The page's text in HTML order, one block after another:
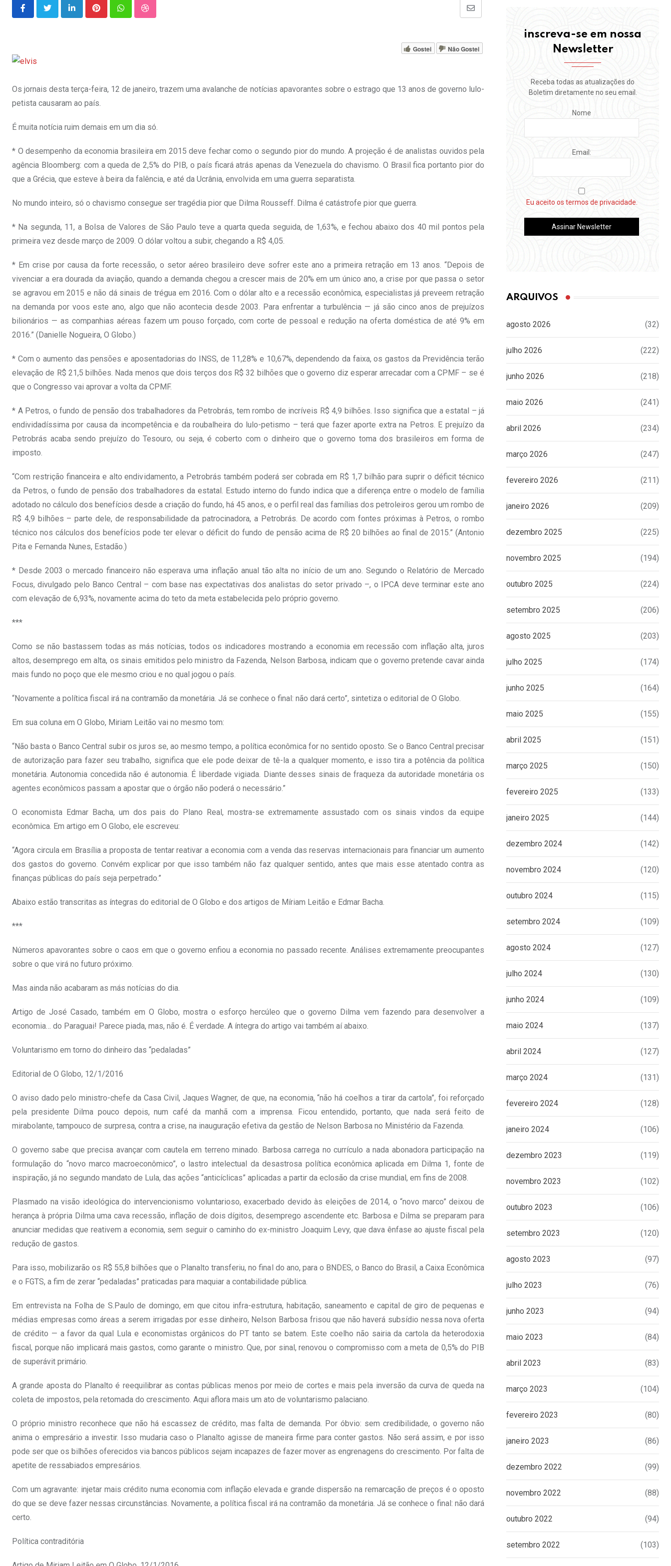
LinkedInPinterestWhatsappStumbleUpon
Share
Email
Gostei Não Gostei
Os jornais desta terça-feira, 12 de janeiro, trazem uma avalanche de notícias apavorantes sobre o estrago que 13 anos de governo lulo-
petista causaram ao país.
É muita notícia ruim demais em um dia só.
* O desempenho da economia brasileira em 2015 deve fechar como o segundo pior do mundo. A projeção é de analistas ouvidos pela
agência Bloomberg: com a queda de 2,5% do PIB, o país ficará atrás apenas da Venezuela do chavismo. O Brasil fica portanto pior do
que a Grécia, que esteve à beira da falência, e até da Ucrânia, envolvida em uma guerra separatista.
No mundo inteiro, só o chavismo consegue ser tragédia pior que Dilma Rousseff. Dilma é catástrofe pior que guerra.
* Na segunda, 11, a Bolsa de Valores de São Paulo teve a quarta queda seguida, de 1,63%, e fechou abaixo dos 40 mil pontos pela
primeira vez desde março de 2009. O dólar voltou a subir, chegando a R$ 4,05.
* Em crise por causa da forte recessão, o setor aéreo brasileiro deve sofrer este ano a primeira retração em 13 anos. “Depois de
vivenciar a era dourada da aviação, quando a demanda chegou a crescer mais de 20% em um único ano, a crise por que passa o setor
se agravou em 2015 e não dá sinais de trégua em 2016. Com o dólar alto e a recessão econômica, especialistas já preveem retração
na demanda por voos este ano, algo que não acontecia desde 2003. Para enfrentar a turbulência — já são cinco anos de prejuízos
bilionários — as companhias aéreas fazem um pouso forçado, com corte de pessoal e redução na oferta doméstica de até 9% em
2016.” (Danielle Nogueira, O Globo.)
* Com o aumento das pensões e aposentadorias do INSS, de 11,28% e 10,67%, dependendo da faixa, os gastos da Previdência terão
elevação de R$ 21,5 bilhões. Nada menos que dois terços dos R$ 32 bilhões que o governo diz esperar arrecadar com a CPMF – se é
que o Congresso vai aprovar a volta da CPMF.
* A Petros, o fundo de pensão dos trabalhadores da Petrobrás, tem rombo de incríveis R$ 4,9 bilhões. Isso significa que a estatal – já
endividadíssima por causa da incompetência e da roubalheira do lulo-petismo – terá que fazer aporte extra na Petros. E prejuízo da
Petrobrás acaba sendo prejuízo do Tesouro, ou seja, é coberto com o dinheiro que o governo toma dos brasileiros em forma de
imposto.
“Com restrição financeira e alto endividamento, a Petrobrás também poderá ser cobrada em R$ 1,7 bilhão para suprir o déficit técnico
da Petros, o fundo de pensão dos trabalhadores da estatal. Estudo interno do fundo indica que a diferença entre o modelo de família
adotado no cálculo dos benefícios desde a criação do fundo, há 45 anos, e o perfil real das famílias dos petroleiros gerou um rombo de
R$ 4,9 bilhões – parte dele, de responsabilidade da patrocinadora, a Petrobrás. De acordo com fontes próximas à Petros, o rombo
técnico nos cálculos dos benefícios pode ter elevar o déficit do fundo de pensão acima de R$ 20 bilhões ao final de 2015.” (Antonio
Pita e Fernanda Nunes, Estadão.)
* Desde 2003 o mercado financeiro não esperava uma inflação anual tão alta no início de um ano. Segundo o Relatório de Mercado
Focus, divulgado pelo Banco Central – com base nas expectativas dos analistas do setor privado –, o IPCA deve terminar este ano
com elevação de 6,93%, novamente acima do teto da meta estabelecida pelo próprio governo.
***
Como se não bastassem todas as más notícias, todos os indicadores mostrando a economia em recessão com inflação alta, juros
altos, desemprego em alta, os sinais emitidos pelo ministro da Fazenda, Nelson Barbosa, indicam que o governo pretende cavar ainda
mais fundo no poço que ele mesmo criou e no qual jogou o país.
“Novamente a política fiscal irá na contramão da monetária. Já se conhece o final: não dará certo”, sintetiza o editorial de O Globo.
Em sua coluna em O Globo, Miriam Leitão vai no mesmo tom:
“Não basta o Banco Central subir os juros se, ao mesmo tempo, a política econômica for no sentido oposto. Se o Banco Central precisar
de autorização para fazer seu trabalho, significa que ele pode deixar de tê-la a qualquer momento, e isso tira a potência da política
monetária. Autonomia concedida não é autonomia. É liberdade vigiada. Diante desses sinais de fraqueza da autoridade monetária os
agentes econômicos passam a apostar que o órgão não poderá o necessário.”
O economista Edmar Bacha, um dos pais do Plano Real, mostra-se extremamente assustado com os sinais vindos da equipe
econômica. Em artigo em O Globo, ele escreveu:
“Agora circula em Brasília a proposta de tentar reativar a economia com a venda das reservas internacionais para financiar um aumento
dos gastos do governo. Convém explicar por que isso também não faz qualquer sentido, antes que mais esse atentado contra as
finanças públicas do país seja perpetrado.”
Abaixo estão transcritas as íntegras do editorial de O Globo e dos artigos de Míriam Leitão e Edmar Bacha.
***
Números apavorantes sobre o caos em que o governo enfiou a economia no passado recente. Análises extremamente preocupantes
sobre o que virá no futuro próximo.
Mas ainda não acabaram as más notícias do dia.
Artigo de José Casado, também em O Globo, mostra o esforço hercúleo que o governo Dilma vem fazendo para desenvolver a
economia… do Paraguai! Parece piada, mas, não é. É verdade. A íntegra do artigo vai também aí abaixo.
Voluntarismo em torno do dinheiro das “pedaladas”
Editorial de O Globo, 12/1/2016
O aviso dado pelo ministro-chefe da Casa Civil, Jaques Wagner, de que, na economia, “não há coelhos a tirar da cartola”, foi reforçado
pela presidente Dilma pouco depois, num café da manhã com a imprensa. Ficou entendido, portanto, que nada será feito de
mirabolante, tampouco de surpresa, contra a crise, na inauguração efetiva da gestão de Nelson Barbosa no Ministério da Fazenda.
O governo sabe que precisa avançar com cautela em terreno minado. Barbosa carrega no currículo a nada abonadora participação na
formulação do “novo marco macroeconômico”, o lastro intelectual da desastrosa política econômica aplicada em Dilma 1, fonte de
inspiração, já no segundo mandato de Lula, das ações “anticíclicas” aplicadas a partir da eclosão da crise mundial, em fins de 2008.
Plasmado na visão ideológica do intervencionismo voluntarioso, exacerbado devido às eleições de 2014, o “novo marco” deixou de
herança à própria Dilma uma cava recessão, inflação de dois dígitos, desemprego ascendente etc. Barbosa e Dilma se preparam para
anunciar medidas que reativem a economia, sem seguir o caminho do ex-ministro Joaquim Levy, que dava ênfase ao ajuste fiscal pela
redução de gastos.
Para isso, mobilizarão os R$ 55,8 bilhões que o Planalto transferiu, no final do ano, para o BNDES, o Banco do Brasil, a Caixa Econômica
e o FGTS, a fim de zerar “pedaladas” praticadas para maquiar a contabilidade pública.
Em entrevista na Folha de S.Paulo de domingo, em que citou infra-estrutura, habitação, saneamento e capital de giro de pequenas e
médias empresas como áreas a serem irrigadas por esse dinheiro, Nelson Barbosa frisou que não haverá subsídio nessa nova oferta
de crédito — a favor da qual Lula e economistas orgânicos do PT tanto se batem. Este coelho não sairia da cartola da heterodoxia
fiscal, porque não implicará mais gastos, como garante o ministro. Que, por sinal, renovou o compromisso com a meta de 0,5% do PIB
de superávit primário.
A grande aposta do Planalto é reequilibrar as contas públicas menos por meio de cortes e mais pela inversão da curva de queda na
coleta de impostos, pela retomada do crescimento. Aqui aflora mais um ato de voluntarismo palaciano.
O próprio ministro reconhece que não há escassez de crédito, mas falta de demanda. Por óbvio: sem credibilidade, o governo não
anima o empresário a investir. Isso mudaria caso o Planalto agisse de maneira firme para conter gastos. Não será assim, e por isso
pode ser que os bilhões oferecidos via bancos públicos sejam incapazes de fazer mover as engrenagens do crescimento. Por falta de
apetite de ressabiados empresários.
Com um agravante: injetar mais crédito numa economia com inflação elevada e grande dispersão na remarcação de preços é o oposto
do que se deve fazer nessas circunstâncias. Novamente, a política fiscal irá na contramão da monetária. Já se conhece o final: não dará
certo.
Política contraditória
inscreva-se em nossa
Newsletter
Receba todas as atualizações do
Boletim diretamente no seu email.
Nome
Email:
Eu aceito os termos de privacidade.
ARQUIVOS
agosto 2026 (32)
julho 2026 (222)
junho 2026 (218)
maio 2026 (241)
abril 2026 (234)
março 2026 (247)
fevereiro 2026 (211)
janeiro 2026 (209)
dezembro 2025 (225)
novembro 2025 (194)
outubro 2025 (224)
setembro 2025 (206)
agosto 2025 (203)
julho 2025 (174)
junho 2025 (164)
maio 2025 (155)
abril 2025 (151)
março 2025 (150)
fevereiro 2025 (133)
janeiro 2025 (144)
dezembro 2024 (142)
novembro 2024 (120)
outubro 2024 (115)
setembro 2024 (109)
agosto 2024 (127)
julho 2024 (130)
junho 2024 (109)
maio 2024 (137)
abril 2024 (127)
março 2024 (131)
fevereiro 2024 (128)
janeiro 2024 (106)
dezembro 2023 (119)
novembro 2023 (102)
outubro 2023 (106)
setembro 2023 (120)
agosto 2023 (97)
julho 2023 (76)
junho 2023 (94)
maio 2023 (84)
abril 2023 (83)
março 2023 (104)
fevereiro 2023 (80)
janeiro 2023 (86)
dezembro 2022 (99)
novembro 2022 (88)
outubro 2022 (94)
setembro 2022 (103)